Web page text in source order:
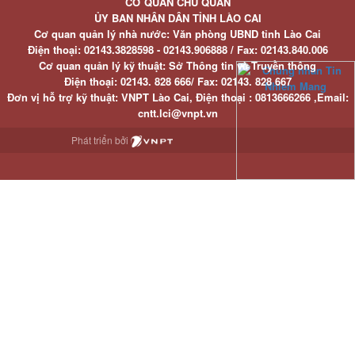
ỦY BAN NHÂN DÂN TỈNH LÀO CAI
Cơ quan quản lý nhà nước: Văn phòng UBND tỉnh Lào Cai
Điện thoại:02143.3828598 - 02143.906888 / Fax:02143.840.006
Cơ quan quản lý kỹ thuật: Sở Thông tin và Truyền thông
Điện thoại:02143. 828 666/ Fax:02143. 828 667
Đơn vị hỗ trợ kỹ thuật: VNPT Lào Cai, Điện thoại : 0813666266 ,Email:
cntt.lci@vnpt.vn
Phát triển bởi